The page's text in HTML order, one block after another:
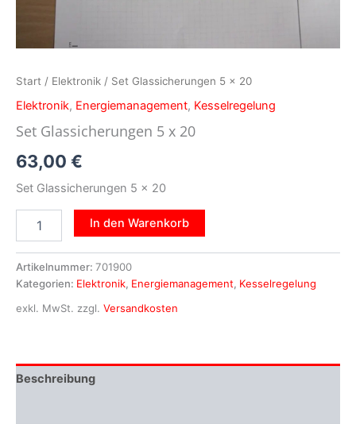
Start / Elektronik / Set Glassicherungen 5 x 20
Elektronik, Energiemanagement, Kesselregelung
Set Glassicherungen 5 x 20
63,00 €
Set Glassicherungen 5 x 20
In den Warenkorb
Artikelnummer: 701900
Kategorien: Elektronik, Energiemanagement, Kesselregelung
exkl. MwSt. zzgl. Versandkosten
Beschreibung